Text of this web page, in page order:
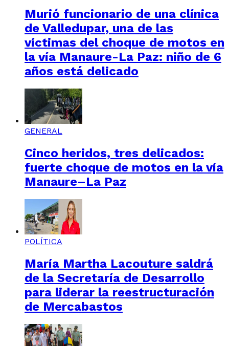
Murió funcionario de una clínica
de Valledupar, una de las
víctimas del choque de motos en
la vía Manaure-La Paz: niño de 6
años está delicado
GENERAL
Cinco heridos, tres delicados:
fuerte choque de motos en la vía
Manaure–La Paz
POLÍTICA
María Martha Lacouture saldrá
de la Secretaría de Desarrollo
para liderar la reestructuración
de Mercabastos